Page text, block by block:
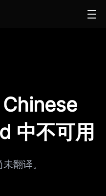
中不可用
翻译。